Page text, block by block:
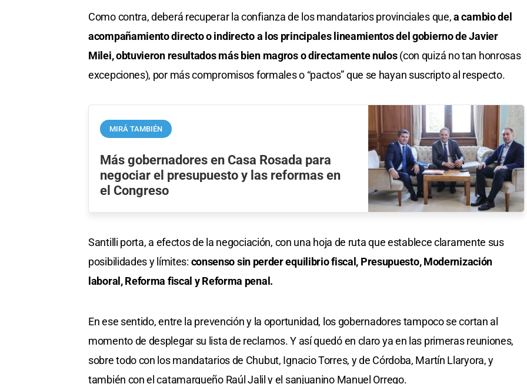
Como contra, deberá recuperar la confianza de los mandatarios provinciales que,a cambio del
acompañamiento directo o indirecto a los principales lineamientos del gobierno de Javier
Milei, obtuvieron resultados más bien magros o directamente nulos(con quizá no tan honrosas
excepciones), por más compromisos formales o “pactos” que se hayan suscripto al respecto.
MIRÁ TAMBIÉN
Más gobernadores en Casa Rosada para
negociar el presupuesto y las reformas en
el Congreso
Santilli porta, a efectos de la negociación, con una hoja de ruta que establece claramente sus
posibilidades y límites: consenso sin perder equilibrio fiscal, Presupuesto, Modernización
laboral, Reforma fiscal y Reforma penal.
En ese sentido, entre la prevención y la oportunidad, los gobernadores tampoco se cortan al
momento de desplegar su lista de reclamos. Y así quedó en claro ya en las primeras reuniones,
sobre todo con los mandatarios de Chubut, Ignacio Torres, y de Córdoba, Martín Llaryora, y
también con el catamarqueño Raúl Jalil y el sanjuanino Manuel Orrego.